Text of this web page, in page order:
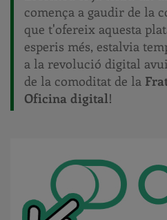
comença a gaudir de la
que t'ofereix aquesta
esperis més, estalvia
a la revolució digital
de la comoditat de la
Oficina digital!